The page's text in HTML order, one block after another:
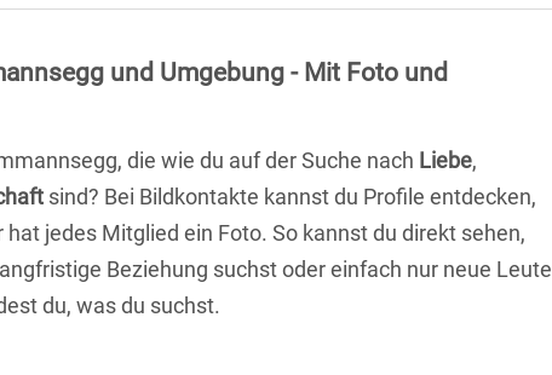
und Umgebung - Mit Foto und
die wie du auf der Suche nach Liebe,
sind? Bei Bildkontakte kannst du Profile entdecken,
jedes Mitglied ein Foto. So kannst du direkt sehen,
Beziehung suchst oder einfach nur neue Leute
du, was du suchst.